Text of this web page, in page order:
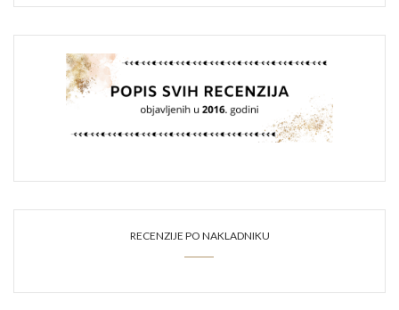
RECENZIJE PO NAKLADNIKU